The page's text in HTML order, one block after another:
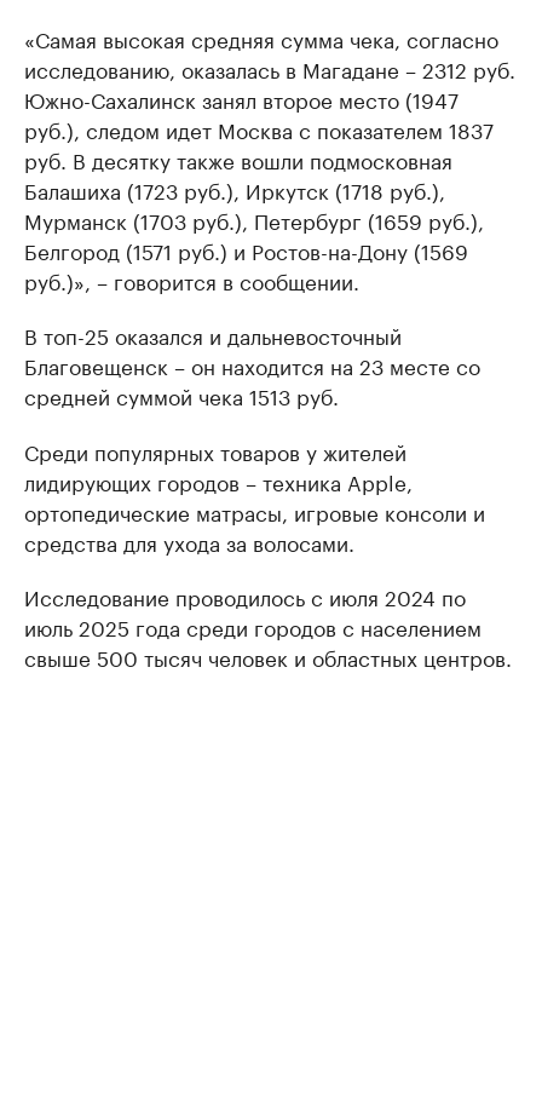
«Самая высокая средняя сумма чека, согласно
исследованию, оказалась в Магадане – 2312 руб.
Южно-Сахалинск занял второе место (1947
руб.), следом идет Москва с показателем 1837
руб. В десятку также вошли подмосковная
Балашиха (1723 руб.), Иркутск (1718 руб.),
Мурманск (1703 руб.), Петербург (1659 руб.),
Белгород (1571 руб.) и Ростов-на-Дону (1569
руб.)», – говорится в сообщении.
В топ-25 оказался и дальневосточный
Благовещенск – он находится на 23 месте со
средней суммой чека 1513 руб.
Среди популярных товаров у жителей
лидирующих городов – техника Apple,
ортопедические матрасы, игровые консоли и
средства для ухода за волосами.
Исследование проводилось с июля 2024 по
июль 2025 года среди городов с населением
свыше 500 тысяч человек и областных центров.